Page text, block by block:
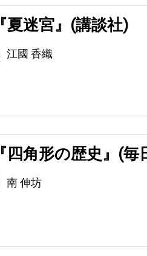
『夏迷宮』(講談社)
江國 香織
『四角形の歴史』(毎
南 伸坊